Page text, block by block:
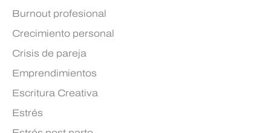
Burnout profesional
Crecimiento personal
Crisis de pareja
Emprendimientos
Escritura Creativa
Estrés